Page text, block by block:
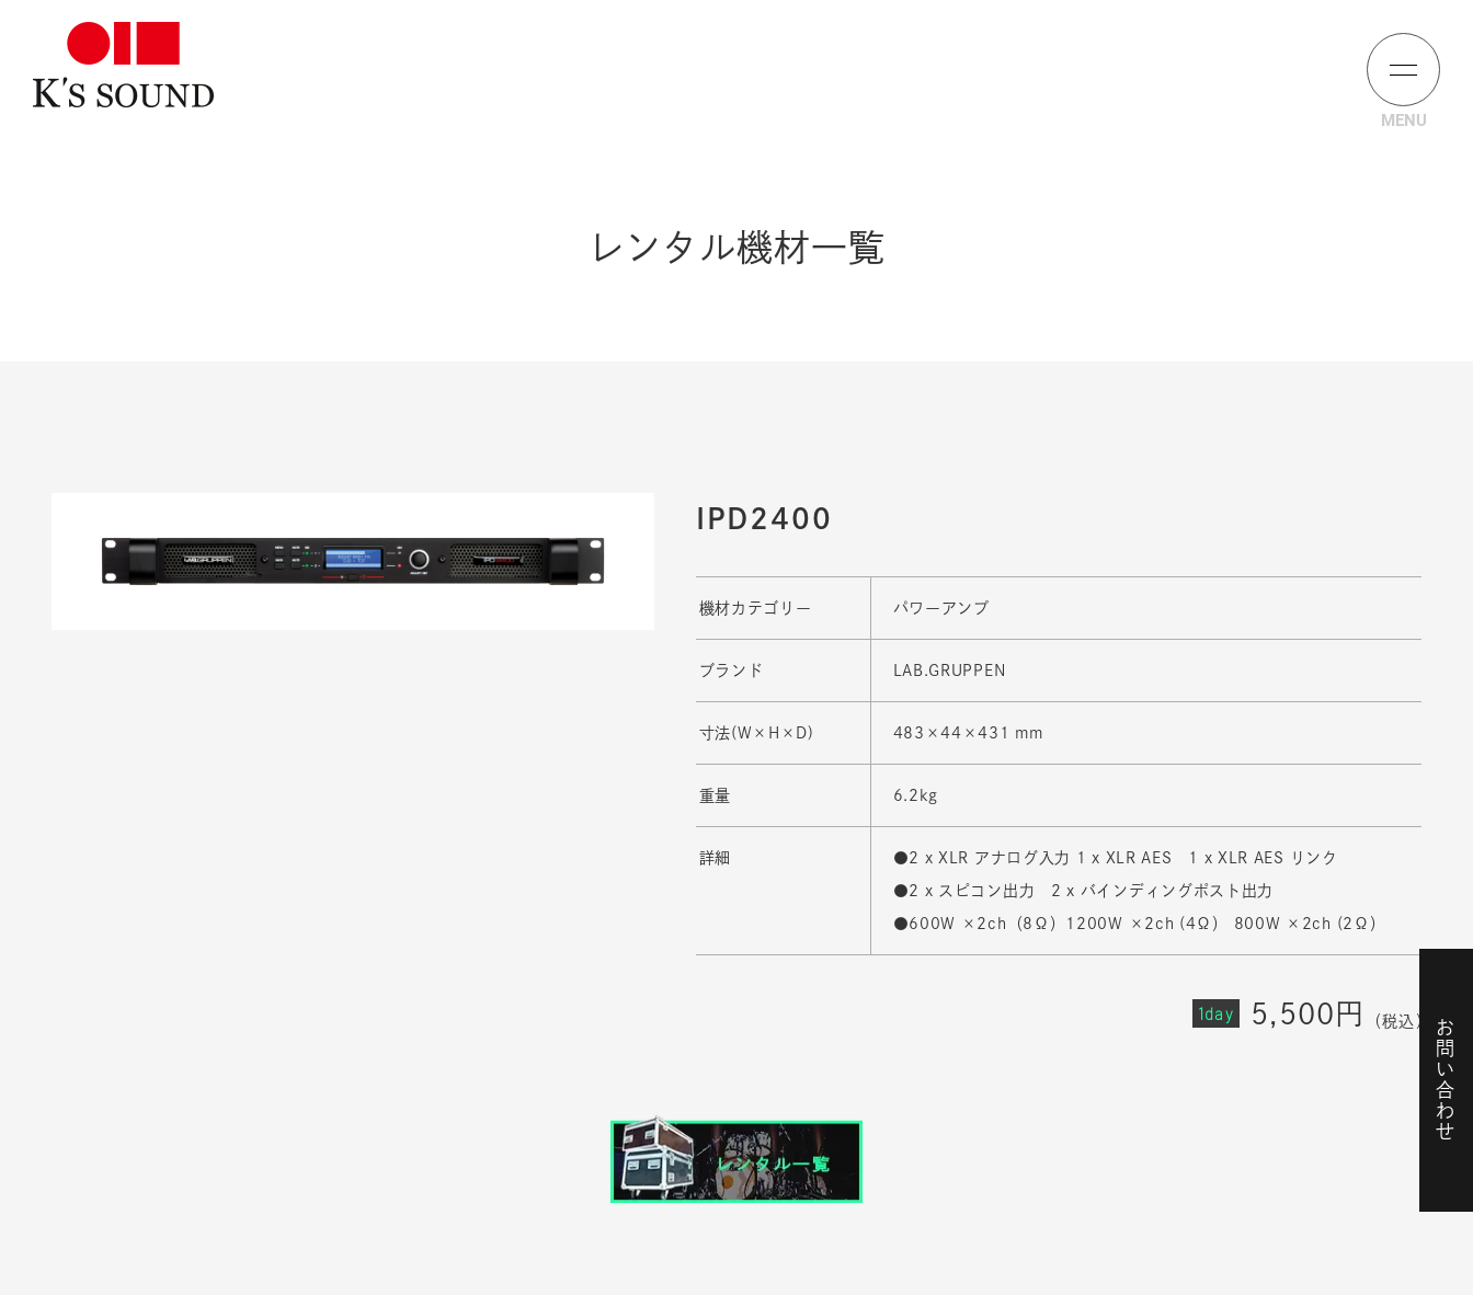
お問い合わせ
レンタル機材一覧
IPD2400
機材カテゴリー パワーアンプ
ブランド LAB.GRUPPEN
寸法(W×H×D) 483×44×431 mm
重量 6.2kg
詳細 ●2 x XLR アナログ入力 1 x XLR AES 1 x XLR AES リンク
●2 x スピコン出力 2 x バインディングポスト出力
●600W ×2ch（8Ω）1200W ×2ch (4Ω） 800W ×2ch (2Ω）
1day 5,500円 （税込）